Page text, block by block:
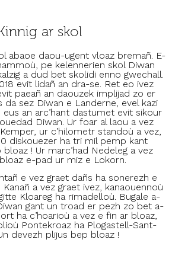
ar skol
abaoe daou-ugent vloaz bremañ. E-
pe kelennerien skol Diwan
a dud bet skolidi enno gwechall.
evit lidañ an dra-se. Ret eo ivez
paeañ an daouzek implijad zo er
da sez Diwan e Landerne, evel kazi
an arc’hant dastumet evit sikour
Diwan. Ur foar al laou a vez
ur c’hilometr standoù a vez,
diskouezer ha tri mil pemp kant
! Ur marc’had Nedeleg a vez
e-pad ur miz e Lokorn.
e vez graet dañs ha sonerezh e
a vez graet ivez, kanaouennoù
Kloareg ha rimadelloù. Bugale a-
gant un troad er pezh zo bet a-
ha c’hoarioù a vez e fin ar bloaz,
Pontekroaz ha Plogastell-Sant-
devezh plijus bep bloaz !